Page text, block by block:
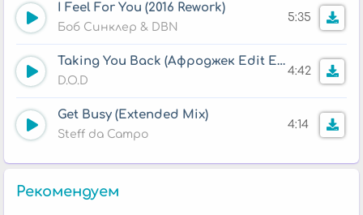
I Feel For You (2016 Rework)
Боб Синклер & DBN
5:35
Taking You Back (Афроджек Edit Extended)
D.O.D
4:42
Get Busy (Extended Mix)
Steff da Campo
4:14
Рекомендуем